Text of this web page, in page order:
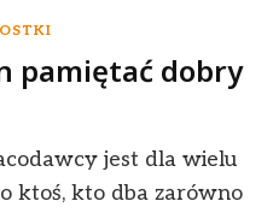
pamiętać dobry
jest dla wielu
ktoś, kto dba zarówno